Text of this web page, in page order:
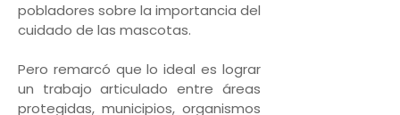
pobladores sobre la importancia del
cuidado de las mascotas.
Pero remarcó que lo ideal es lograr
un trabajo articulado entre áreas
protegidas, municipios, organismos